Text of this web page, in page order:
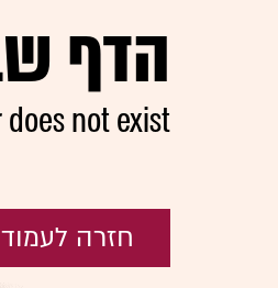
הדף
not exist
חזרה